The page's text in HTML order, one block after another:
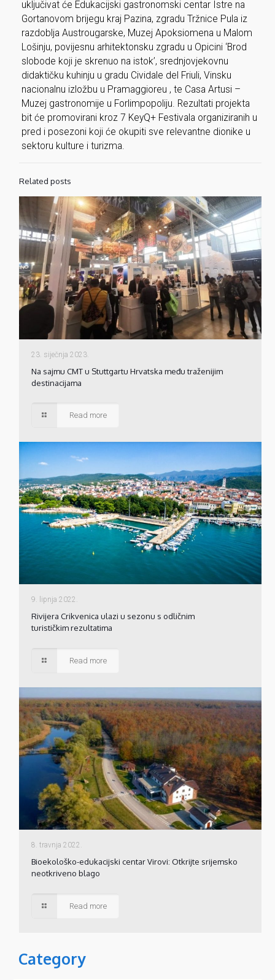
uključivat će Edukacijski gastronomski centar Istre na
Gortanovom brijegu kraj Pazina, zgradu Tržnice Pula iz
razdoblja Austrougarske, Muzej Apoksiomena u Malom
Lošinju, povijesnu arhitektonsku zgradu u Opicini ‘Brod
slobode koji je skrenuo na istok’, srednjovjekovnu
didaktičku kuhinju u gradu Cividale del Friuli, Vinsku
nacionalnu izložbu u Pramaggioreu , te Casa Artusi –
Muzej gastronomije u Forlimpopoliju. Rezultati projekta
bit će promovirani kroz 7 KeyQ+ Festivala organiziranih u
pred i posezoni koji će okupiti sve relevantne dionike u
sektoru kulture i turizma.
Related posts
23. siječnja 2023.
Na sajmu CMT u Stuttgartu Hrvatska među traženijim
destinacijama
Read more
9. lipnja 2022.
Rivijera Crikvenica ulazi u sezonu s odličnim
turističkim rezultatima
Read more
8. travnja 2022.
Bioekološko-edukacijski centar Virovi: Otkrijte srijemsko
neotkriveno blago
Read more
Category